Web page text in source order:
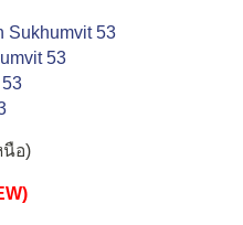
Sukhumvit 53
53
นือ)